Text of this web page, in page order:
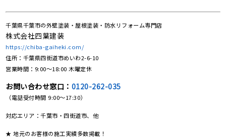
千葉県千葉市の外壁塗装・屋根塗装・防水リフォーム専門店
株式会社四葉建装
https://chiba-gaiheki.com/
住所：千葉県四街道市めいわ2-6-10
営業時間：9:00〜18:00 木曜定休
お問い合わせ窓口： 0120-262-035
（電話受付時間 9:00〜17:30）
対応エリア：千葉市・四街道市、他
★ 地元のお客様の施工実績多数掲載！